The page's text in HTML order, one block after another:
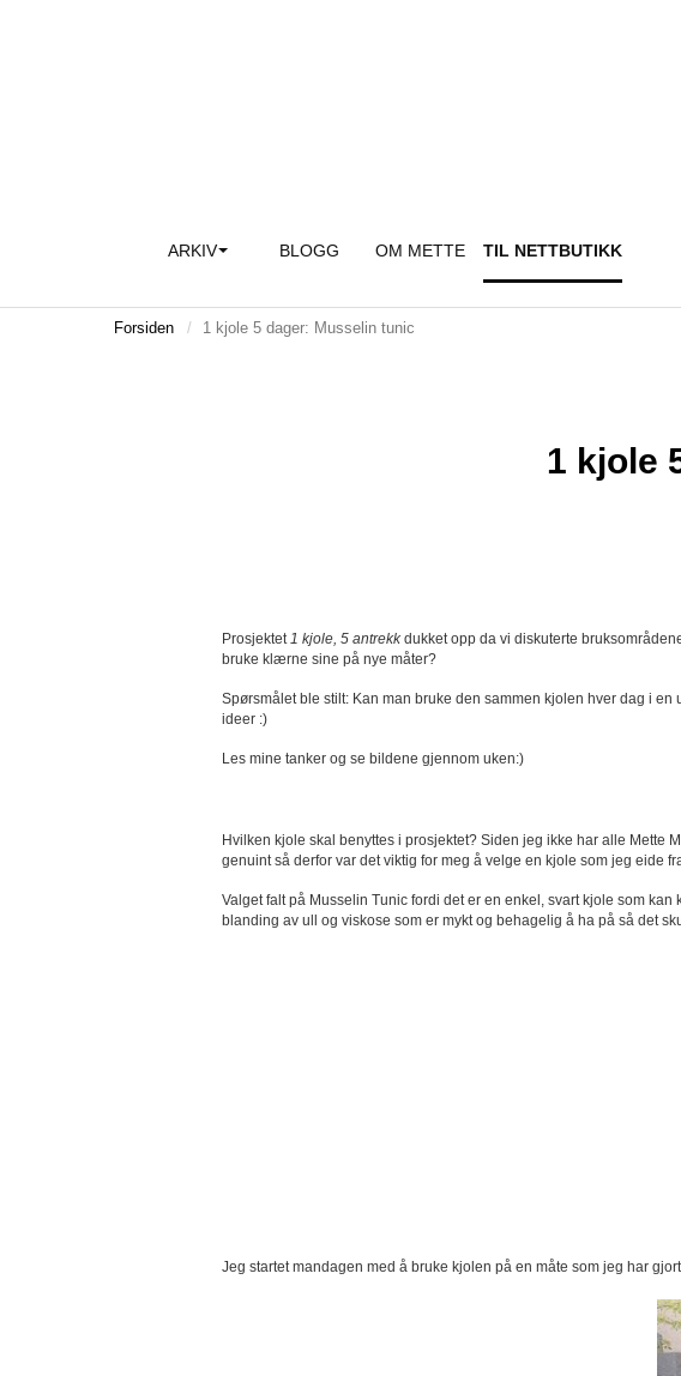
ARKIV BLOGG OM METTE TIL NETTBUTIKK
Forsiden 1 kjole 5 dager: Musselin tunic
1 kjole
Prosjektet1 kjole, 5 antrekkdukket opp da vi diskuterte
bruke klærne sine på nye måter?
Spørsmålet ble stilt: Kan man bruke den sammen kjolen hver dag i
ideer :)
Les mine tanker og se bildene gjennom uken:)
Hvilken kjole skal benyttes i prosjektet? Siden jeg ikke har alle Mette
genuint så derfor var det viktig for meg å velge en kjole som jeg eide
Valget falt på Musselin Tunic fordi det er en enkel, svart kjole som
blanding av ull og viskose som er mykt og behagelig å ha på så det
Jeg startet mandagen med å bruke kjolen på en måte som jeg har